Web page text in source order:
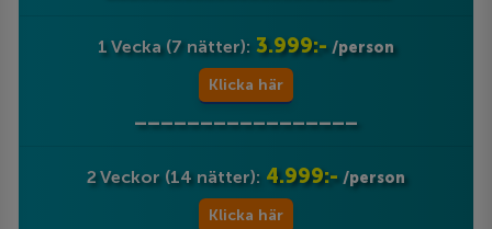
1 Vecka (7 nätter): 3.999:- /person
Klicka här
2 Veckor (14 nätter): 4.999:- /person
Klicka här